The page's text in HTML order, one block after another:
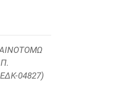
04827)